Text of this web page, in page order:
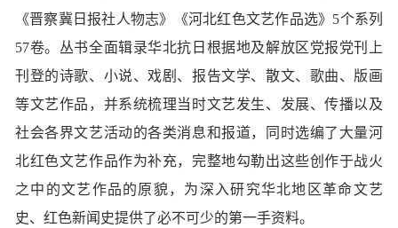
《晋察冀日报社人物志》《河北红色文艺作品选》5个系列
57卷。丛书全面辑录华北抗日根据地及解放区党报党刊上
刊登的诗歌、小说、戏剧、报告文学、散文、歌曲、版画
等文艺作品，并系统梳理当时文艺发生、发展、传播以及
社会各界文艺活动的各类消息和报道，同时选编了大量河
北红色文艺作品作为补充，完整地勾勒出这些创作于战火
之中的文艺作品的原貌，为深入研究华北地区革命文艺
史、红色新闻史提供了必不可少的第一手资料。